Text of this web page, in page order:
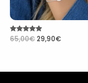
Note
5.00
65,00€ 29,90€